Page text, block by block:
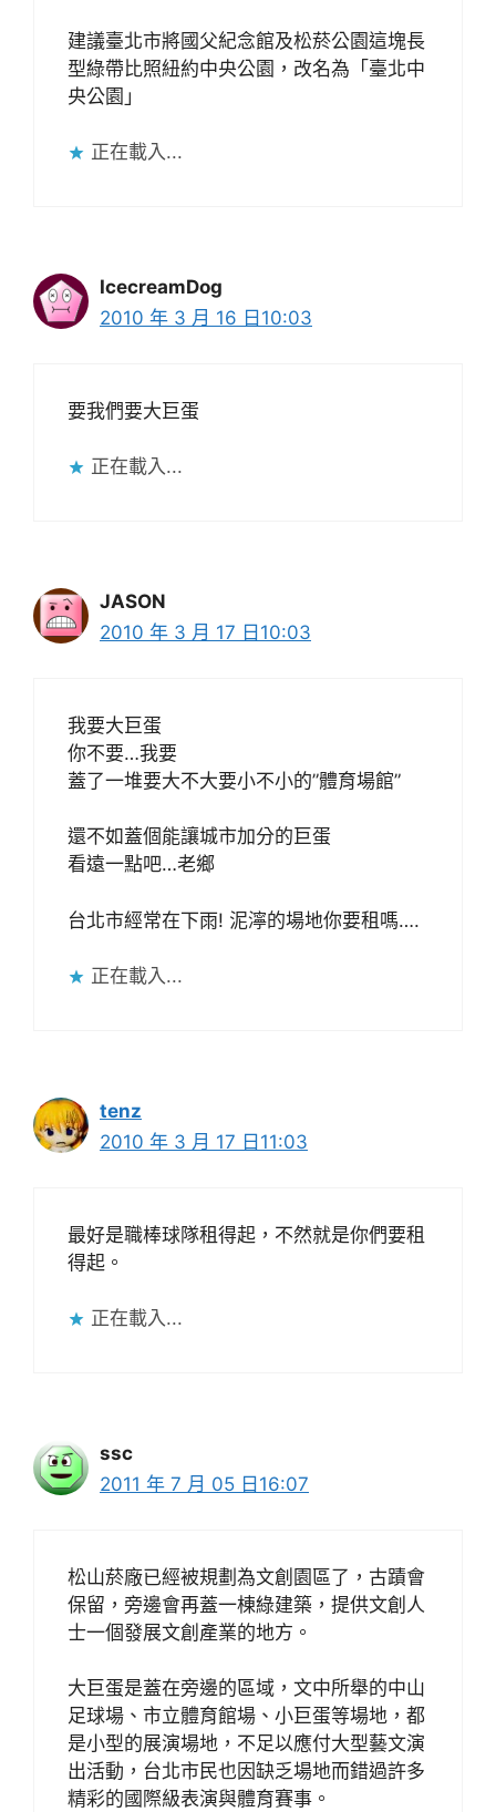
建議臺北市將國父紀念館及松菸公園這塊長
型綠帶比照紐約中央公園，改名為「臺北中
央公園」
正在載入...
IcecreamDog
2010 年 3 月 16 日10:03
要我們要大巨蛋
正在載入...
JASON
2010 年 3 月 17 日10:03
我要大巨蛋
你不要…我要
蓋了一堆要大不大要小不小的”體育場館”
還不如蓋個能讓城市加分的巨蛋
看遠一點吧…老鄉
台北市經常在下雨! 泥濘的場地你要租嗎….
正在載入...
tenz
2010 年 3 月 17 日11:03
最好是職棒球隊租得起，不然就是你們要租
得起。
正在載入...
ssc
2011 年 7 月 05 日16:07
松山菸廠已經被規劃為文創園區了，古蹟會
保留，旁邊會再蓋一棟綠建築，提供文創人
士一個發展文創產業的地方。
大巨蛋是蓋在旁邊的區域，文中所舉的中山
足球場、市立體育館場、小巨蛋等場地，都
是小型的展演場地，不足以應付大型藝文演
出活動，台北市民也因缺乏場地而錯過許多
精彩的國際級表演與體育賽事。